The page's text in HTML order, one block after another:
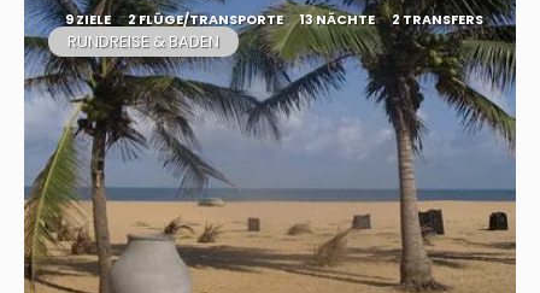
9 ZIELE 2 FLÜGE/TRANSPORTE 13 NÄCHTE 2 TRANSFERS
RUNDREISE & BADEN